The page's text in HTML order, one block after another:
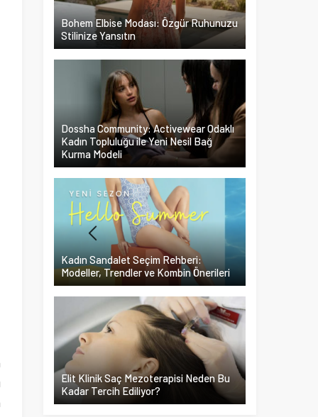
Bohem Elbise Modası: Özgür Ruhunuzu
Stilinize Yansıtın
Dossha Community: Activewear Odaklı
Kadın Topluluğu ile Yeni Nesil Bağ
Kurma Modeli
Kadın Sandalet Seçim Rehberi:
Modeller, Trendler ve Kombin Önerileri
Elit Klinik Saç Mezoterapisi Neden Bu
Kadar Tercih Ediliyor?